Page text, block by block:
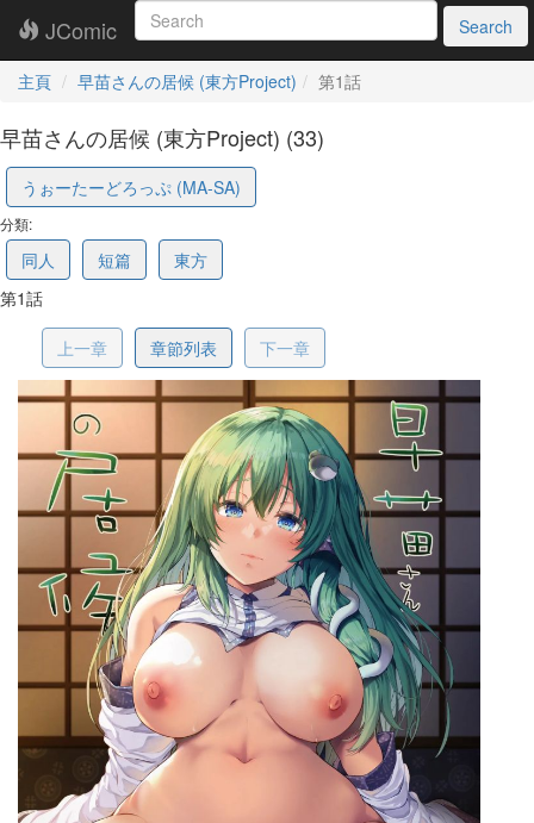
JComic Search
主頁 早苗さんの居候 (東方Project) 第1話
早苗さんの居候 (東方Project) (33)
うぉーたーどろっぷ (MA-SA)
分類:
同人 短篇
東方
第1話
上一章 章節列表 下一章